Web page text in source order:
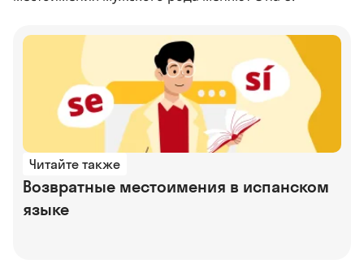
Читайте также
Возвратные местоимения в испанском
языке